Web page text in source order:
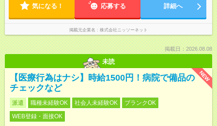
気になる！ 応募する 詳細へ
掲載元企業名 株式会社ニッソーネット
掲載日：2026.08.08
未読
NEW
【医療行為はナシ】時給1500円！病院で備品の
チェックなど
派遣 職種未経験OK 社会人未経験OK
ブランクOK
WEB登録・面接OK